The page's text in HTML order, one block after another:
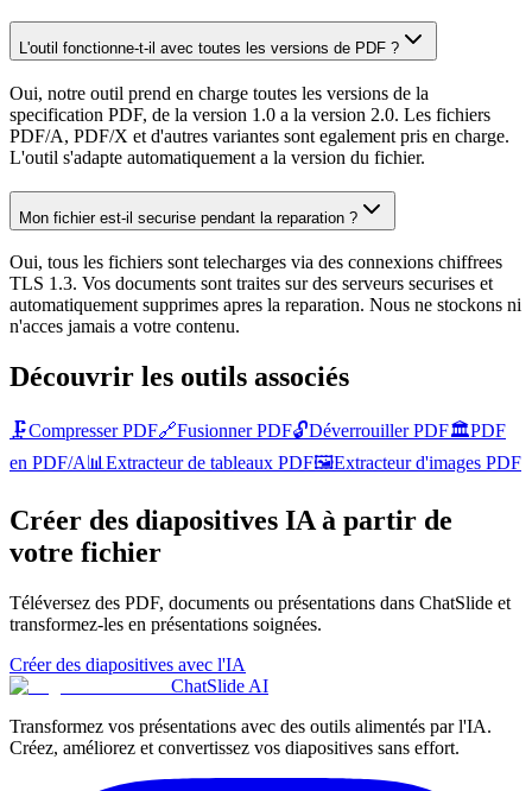
L'outil fonctionne-t-il avec toutes les versions de PDF ?
Oui, notre outil prend en charge toutes les versions de la
specification PDF, de la version 1.0 a la version 2.0. Les fichiers
PDF/A, PDF/X et d'autres variantes sont egalement pris en charge.
L'outil s'adapte automatiquement a la version du fichier.
Mon fichier est-il securise pendant la reparation ?
Oui, tous les fichiers sont telecharges via des connexions chiffrees
TLS 1.3. Vos documents sont traites sur des serveurs securises et
automatiquement supprimes apres la reparation. Nous ne stockons ni
n'acces jamais a votre contenu.
Découvrir les outils associés
🗜️Compresser PDF🔗Fusionner PDF🔓Déverrouiller PDF🏛️PDF
en PDF/A📊 Extracteur de tableaux PDF🖼️Extracteur d'images PDF
Créer des diapositives IA à partir de
votre fichier
Téléversez des PDF, documents ou présentations dans ChatSlide et
transformez-les en présentations soignées.
Créer des diapositives avec l'IA
ChatSlide AI
Transformez vos présentations avec des outils alimentés par l'IA.
Créez, améliorez et convertissez vos diapositives sans effort.